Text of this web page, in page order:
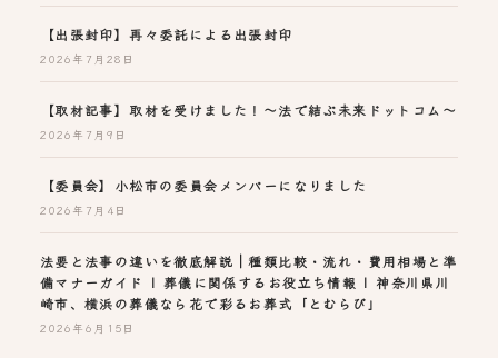
【出張封印】再々委託による出張封印
2026年7月28日
【取材記事】取材を受けました！～法で結ぶ未来ドットコム～
2026年7月9日
【委員会】小松市の委員会メンバーになりました
2026年7月4日
法要と法事の違いを徹底解説｜種類比較・流れ・費用相場と準
備マナーガイド | 葬儀に関係するお役立ち情報 | 神奈川県川
崎市、横浜の葬儀なら花で彩るお葬式「とむらび」
2026年6月15日